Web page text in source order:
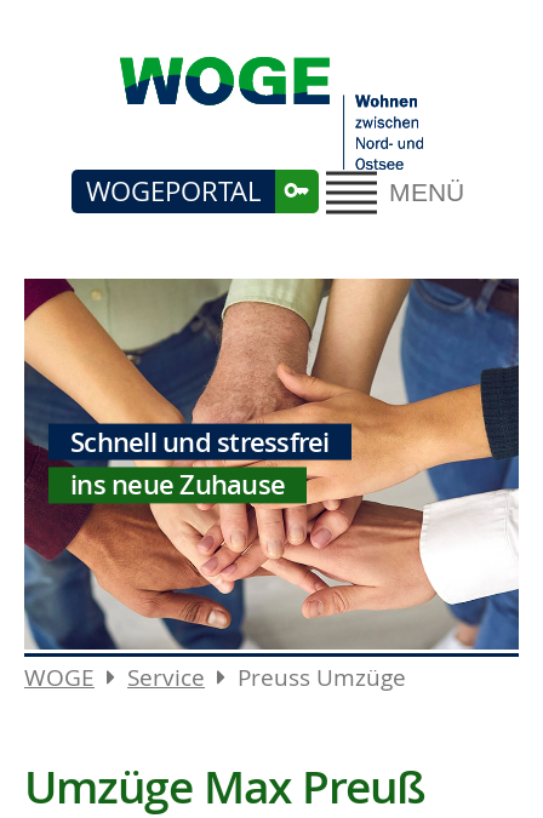
MENÜ
WOGEPORTAL
Schnell und stressfrei
ins neue Zuhause
WOGE Service Preuss Umzüge
Umzüge Max Preuß